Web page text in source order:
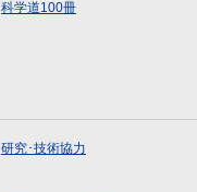
科学道100冊
研究･技術協力